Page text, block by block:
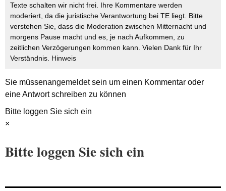
Texte schalten wir nicht frei. Ihre Kommentare werden
moderiert, da die juristische Verantwortung bei TE liegt. Bitte
verstehen Sie, dass die Moderation zwischen Mitternacht und
morgens Pause macht und es, je nach Aufkommen, zu
zeitlichen Verzögerungen kommen kann. Vielen Dank für Ihr
Verständnis. Hinweis
Sie müssenangemeldetsein um einen Kommentar oder
eine Antwort schreiben zu können
Bitte loggen Sie sich ein
×
Bitte loggen Sie sich ein